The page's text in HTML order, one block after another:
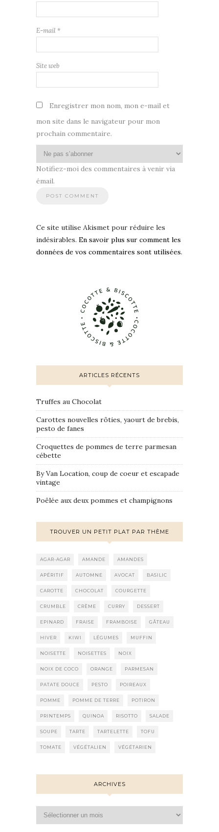
E-mail *
Site web
Enregistrer mon nom, mon e-mail et
mon site dans le navigateur pour mon
prochain commentaire.
Notifiez-moi des commentaires à venir via
émail.
Ce site utilise Akismet pour réduire les
indésirables. En savoir plus sur comment les
données de vos commentaires sont utilisées.
ARTICLES RÉCENTS
Truffes au Chocolat
Carottes nouvelles rôties, yaourt de brebis,
pesto de fanes
Croquettes de pommes de terre parmesan
cébette
By Van Location, coup de coeur et escapade
vintage
Poêlée aux deux pommes et champignons
TROUVER UN PETIT PLAT PAR THÈME
AGAR-AGAR AMANDE AMANDES
APÉRITIF AUTOMNE AVOCAT BASILIC
CAROTTE CHOCOLAT COURGETTE
CRUMBLE CRÈME CURRY DESSERT
EPINARD FRAISE FRAMBOISE GÂTEAU
HIVER KIWI LÉGUMES MUFFIN
NOISETTE NOISETTES NOIX
NOIX DE COCO ORANGE PARMESAN
PATATE DOUCE PESTO POIREAUX
POMME POMME DE TERRE POTIRON
PRINTEMPS QUINOA RISOTTO SALADE
SOUPE TARTE TARTELETTE TOFU
TOMATE VÉGÉTALIEN VÉGÉTARIEN
ARCHIVES